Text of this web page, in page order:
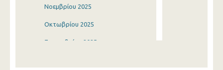
Νοεμβρίου 2025
Οκτωβρίου 2025
Σεπτεμβρίου 2025